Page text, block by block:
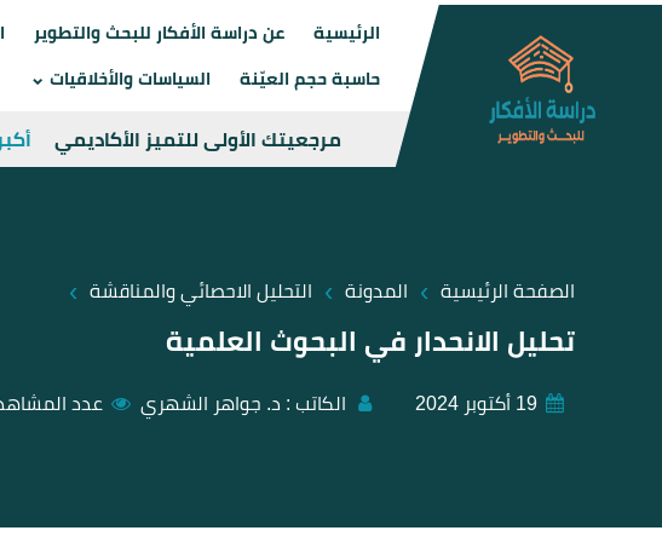
الرئيسية عن دراسة الأفكار للبحث والتطوير
حاسبة حجم العيّنة السياسات والأخلاقيات
مرجعيتك الأولى للتميز الأكاديمي
الصفحة الرئيسية › المدونة › التحليل الاحصائي والمناقشة
›
تحليل الانحدار في البحوث العلمية
19 أكتوبر 2024 الكاتب : د. جواهر الشهري عدد